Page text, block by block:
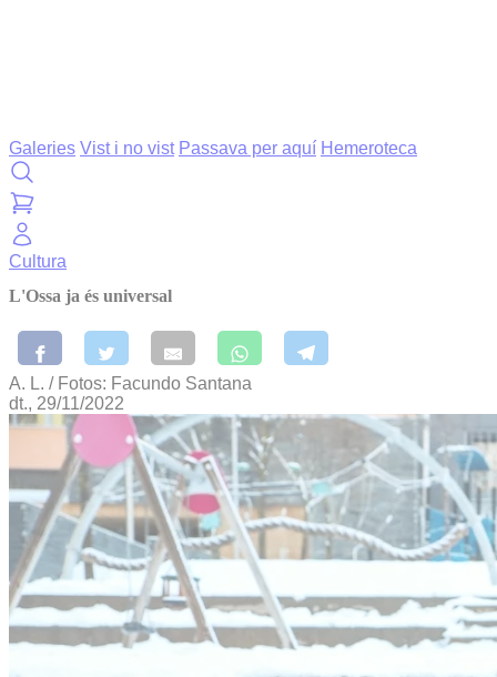
Galeries Vist i no vist Passava per aquí Hemeroteca
Cultura
L'Ossa ja és universal
A. L. / Fotos: Facundo Santana
dt., 29/11/2022